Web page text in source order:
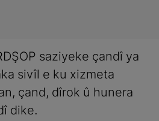
saziyeke çandî ya
sivîl e ku xizmeta
çand, dîrok û hunera
dike.